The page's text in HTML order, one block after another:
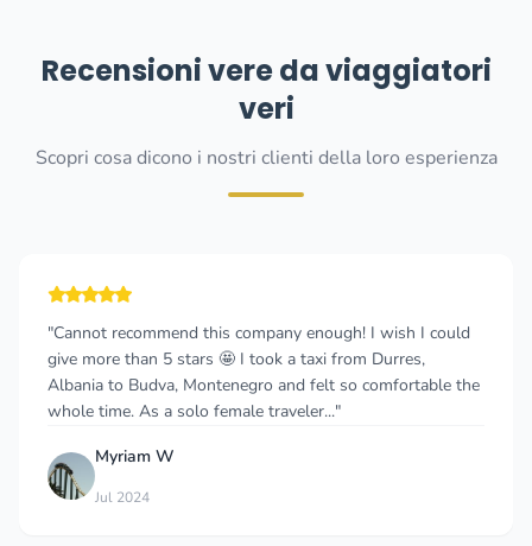
Recensioni vere da viaggiatori
veri
Scopri cosa dicono i nostri clienti della loro esperienza
"Cannot recommend this company enough! I wish I could
give more than 5 stars 🤩 I took a taxi from Durres,
Albania to Budva, Montenegro and felt so comfortable the
whole time. As a solo female traveler..."
Myriam W
Jul 2024